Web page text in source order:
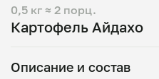
Картофель Айдахо
0,5 кг ≈ 2 порц.
Описание и состав